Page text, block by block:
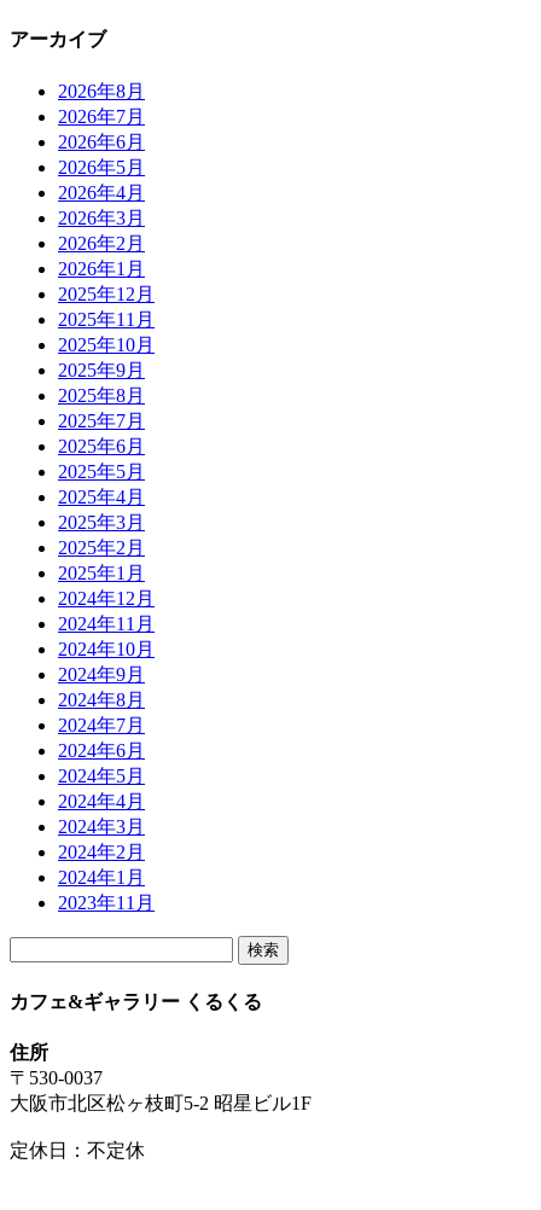
アーカイブ
2026年8月
2026年7月
2026年6月
2026年5月
2026年4月
2026年3月
2026年2月
2026年1月
2025年12月
2025年11月
2025年10月
2025年9月
2025年8月
2025年7月
2025年6月
2025年5月
2025年4月
2025年3月
2025年2月
2025年1月
2024年12月
2024年11月
2024年10月
2024年9月
2024年8月
2024年7月
2024年6月
2024年5月
2024年4月
2024年3月
2024年2月
2024年1月
2023年11月
カフェ&ギャラリー くるくる
住所
〒530-0037
大阪市北区松ヶ枝町5-2 昭星ビル1F
定休日：不定休